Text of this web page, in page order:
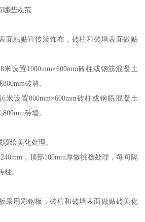
哪些规范
面粘贴宣传装饰布，砖柱和砖墙表面做贴
设置1000mm×600mm砖柱或钢筋混凝土
砖墙。
米设置800mm×600mm砖柱或钢筋混凝土
砖墙。
绘美化处理。
，顶部100mm厚做挑檐处理，每间隔
柱。
采用彩钢板，砖柱和砖墙表面做贴砖美化